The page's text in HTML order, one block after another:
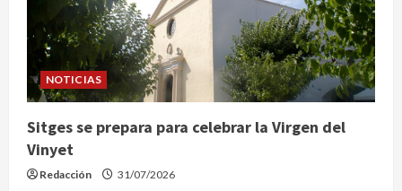
e
n
t
r
NOTICIAS
Sitges se prepara para celebrar la Virgen del
Vinyet
Redacción 31/07/2026